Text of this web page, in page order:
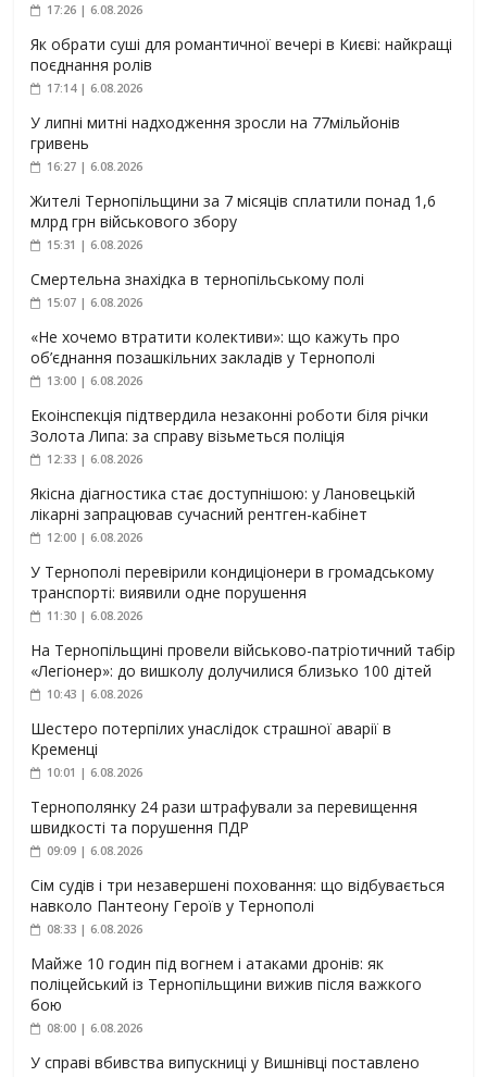
17:26 | 6.08.2026
Як обрати суші для романтичної вечері в Києві: найкращі
поєднання ролів
17:14 | 6.08.2026
У липні митні надходження зросли на 77мільйонів
гривень
16:27 | 6.08.2026
Жителі Тернопільщини за 7 місяців сплатили понад 1,6
млрд грн військового збору
15:31 | 6.08.2026
Смертельна знахідка в тернопільському полі
15:07 | 6.08.2026
«Не хочемо втратити колективи»: що кажуть про
об’єднання позашкільних закладів у Тернополі
13:00 | 6.08.2026
Екоінспекція підтвердила незаконні роботи біля річки
Золота Липа: за справу візьметься поліція
12:33 | 6.08.2026
Якісна діагностика стає доступнішою: у Лановецькій
лікарні запрацював сучасний рентген-кабінет
12:00 | 6.08.2026
У Тернополі перевірили кондиціонери в громадському
транспорті: виявили одне порушення
11:30 | 6.08.2026
На Тернопільщині провели військово-патріотичний табір
«Легіонер»: до вишколу долучилися близько 100 дітей
10:43 | 6.08.2026
Шестеро потерпілих унаслідок страшної аварії в
Кременці
10:01 | 6.08.2026
Тернополянку 24 рази штрафували за перевищення
швидкості та порушення ПДР
09:09 | 6.08.2026
Сім судів і три незавершені поховання: що відбувається
навколо Пантеону Героїв у Тернополі
08:33 | 6.08.2026
Майже 10 годин під вогнем і атаками дронів: як
поліцейський із Тернопільщини вижив після важкого
бою
08:00 | 6.08.2026
У справі вбивства випускниці у Вишнівці поставлено